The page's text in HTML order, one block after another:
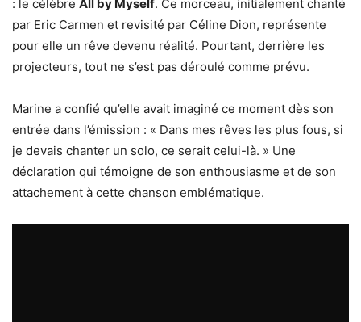
: le célèbre All by Myself. Ce morceau, initialement chanté
par Eric Carmen et revisité par Céline Dion, représente
pour elle un rêve devenu réalité. Pourtant, derrière les
projecteurs, tout ne s’est pas déroulé comme prévu.
Marine a confié qu’elle avait imaginé ce moment dès son
entrée dans l’émission : « Dans mes rêves les plus fous, si
je devais chanter un solo, ce serait celui-là. » Une
déclaration qui témoigne de son enthousiasme et de son
attachement à cette chanson emblématique.